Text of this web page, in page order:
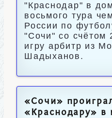
"Краснодар" в
восьмого тура
России по
"Сочи" со счётом
игру арбитр из
Шадыханов.
«Сочи»
«Краснодару» в